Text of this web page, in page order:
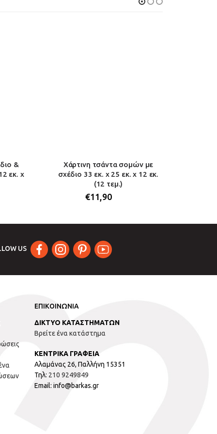
&
εκ. x
Χάρτινη τσάντα σομών με
σχέδιο 33 εκ. χ 25 εκ. χ 12 εκ.
(12 τεμ.)
€11,90
US
ΕΠΙΚΟΙΝΩΝΙΑ
ΔΙΚΤΥΟ ΚΑΤΑΣΤΗΜΑΤΩΝ
Βρείτε ένα κατάστημα
ΚΕΝΤΡΙΚΑ ΓΡΑΦΕΙΑ
Αλαμάνας 26, Παλλήνη 15351
Τηλ: 210 9249849
Email: info@barkas.gr